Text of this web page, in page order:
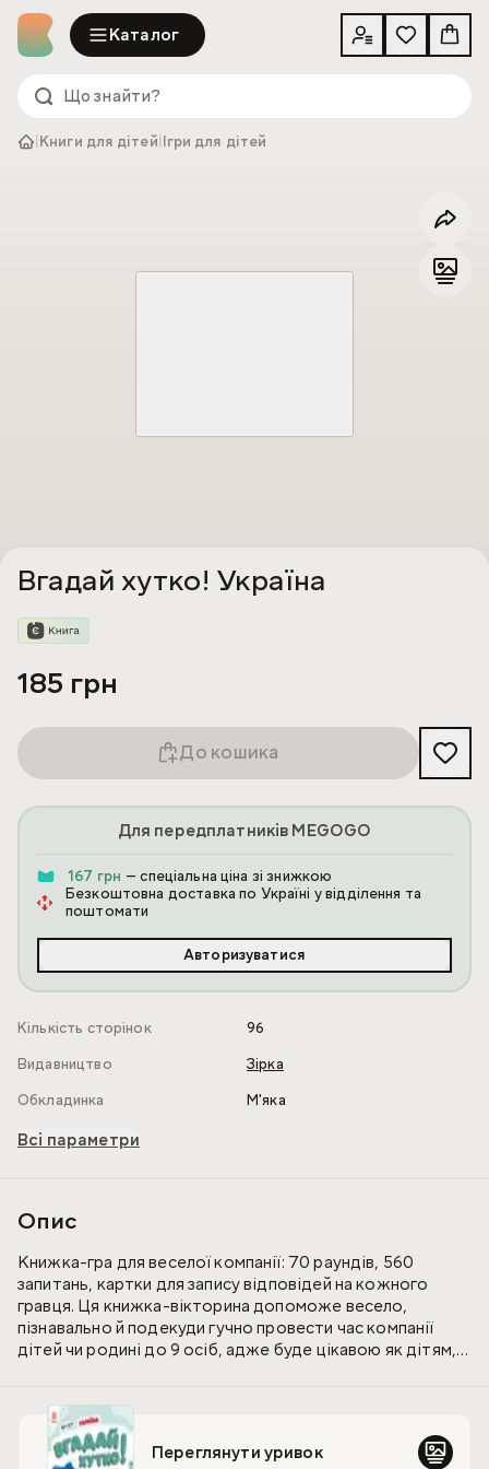
Каталог
Книги для дітей Ігри для дітей
Вгадай хутко! Україна
185 грн
До кошика
Для передплатників MEGOGO
167 грн — спеціальна ціна зі знижкою
Безкоштовна доставка по Україні у відділення та
поштомати
Авторизуватися
Кількість сторінок
96
Видавництво
Зірка
Обкладинка
М'яка
Всі параметри
Опис
Книжка-гра для веселої компанії: 70 раундів, 560
запитань, картки для запису відповідей на кожного
гравця. Ця книжка-вікторина допоможе весело,
пізнавально й подекуди гучно провести час компанії
дітей чи родині до 9 осіб, адже буде цікавою як дітям,
відповідь.
Запитання добирали таким чином, щоб гравцям нелегко
Переглянути уривок